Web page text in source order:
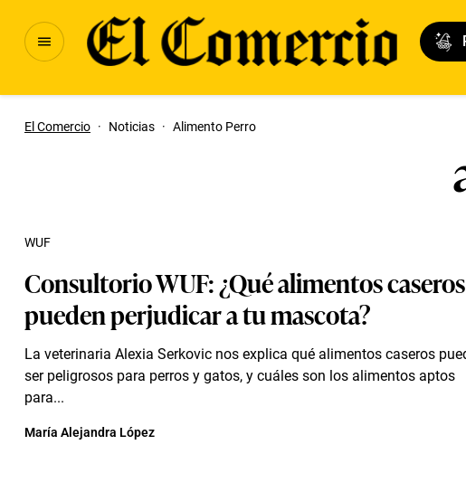
El Comercio · Noticias · Alimento Perro
Consultorio WUF: ¿Qué alimentos caseros
pueden perjudicar a tu mascota?
La veterinaria Alexia Serkovic nos explica qué alimentos caseros
ser peligrosos para perros y gatos, y cuáles son los alimentos aptos
para...
WUF
María Alejandra López